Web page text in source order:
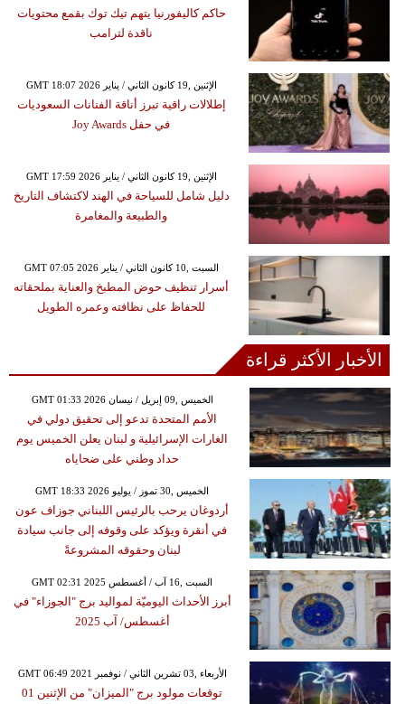
حاكم كاليفورنيا يتهم تيك توك بقمع محتويات
ناقدة لترامب
GMT 18:07 2026 الإثنين ,19 كانون الثاني / يناير
إطلالات راقية تبرز أناقة الفنانات السعوديات
في حفل Joy Awards
GMT 17:59 2026 الإثنين ,19 كانون الثاني / يناير
دليل شامل للسياحة في الهند لاكتشاف التاريخ
والطبيعة والمغامرة
GMT 07:05 2026 السبت ,10 كانون الثاني / يناير
أسرار تنظيف حوض المطبخ والعناية بملحقاته
للحفاظ على نظافته وعمره الطويل
الأخبار الأكثر قراءة
GMT 01:33 2026 الخميس ,09 إبريل / نيسان
الأمم المتحدة تدعو إلى تحقيق دولي في
الغارات الإسرائيلية و لبنان يعلن الخميس يوم
حداد وطني على ضحاياه
GMT 18:33 2026 الخميس ,30 تموز / يوليو
أردوغان يرحب بالرئيس اللبناني جوزاف عون
في أنقرة ويؤكد على وقوفه إلى جانب سيادة
لبنان وحقوقه المشروعةً
GMT 02:31 2025 السبت ,16 آب / أغسطس
أبرز الأحداث اليوميّة لمواليد برج "الجوزاء" في
أغسطس/ آب 2025
GMT 06:49 2021 الأربعاء ,03 تشرين الثاني / نوفمبر
توقعات مولود برج "الميزان" من الإثنين 01